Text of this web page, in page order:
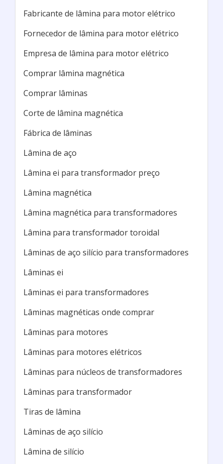
Fabricante de lâmina para motor elétrico
Fornecedor de lâmina para motor elétrico
Empresa de lâmina para motor elétrico
Comprar lâmina magnética
Comprar lâminas
Corte de lâmina magnética
Fábrica de lâminas
Lâmina de aço
Lâmina ei para transformador preço
Lâmina magnética
Lâmina magnética para transformadores
Lâmina para transformador toroidal
Lâminas de aço silício para transformadores
Lâminas ei
Lâminas ei para transformadores
Lâminas magnéticas onde comprar
Lâminas para motores
Lâminas para motores elétricos
Lâminas para núcleos de transformadores
Lâminas para transformador
Tiras de lâmina
Lâminas de aço silício
Lâmina de silício